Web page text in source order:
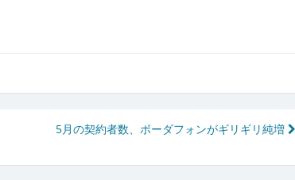
5月の契約者数、ボーダフォンがギリギリ純増